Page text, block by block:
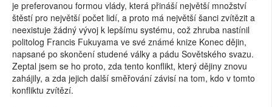
je preferovanou formou vlády, která přináší největší množství
štěstí pro největší počet lidí, a proto má největší šanci zvítězit a
neexistuje žádný vývoj k lepšímu systému, což zhruba nastínil
politolog Francis Fukuyama ve své známé knize Konec dějin,
napsané po skončení studené války a pádu Sovětského svazu.
Zeptal jsem se ho proto, zda tento konflikt, který dějiny znovu
zahájily, a zda jejich další směřování závisí na tom, kdo v tomto
konfliktu zvítězí.